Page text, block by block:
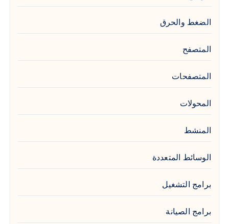
الضغط والحرق
المتصفح
المتصفحات
المحولات
المنشط
الوسائط المتعددة
برامج التشغيل
برامج الصيانة